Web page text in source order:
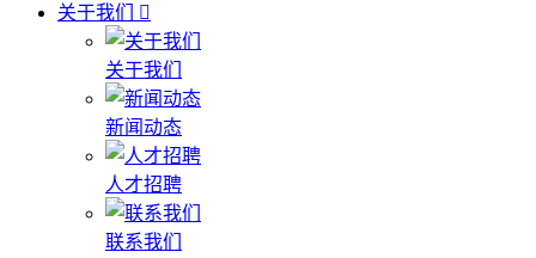
关于我们
关于我们
新闻动态
人才招聘
联系我们